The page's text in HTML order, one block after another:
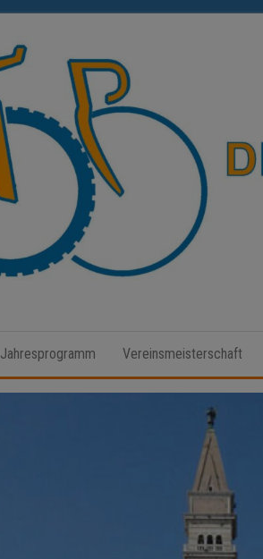
Jahresprogramm Vereinsmeisterschaft